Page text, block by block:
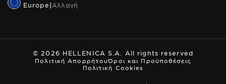
Europe|Αλλαγή
© 2026 HELLENICA S.A. All rights reserved
Πολιτική ΑπορρήτουΌροι και Προϋποθέσεις
Πολιτική Cookies